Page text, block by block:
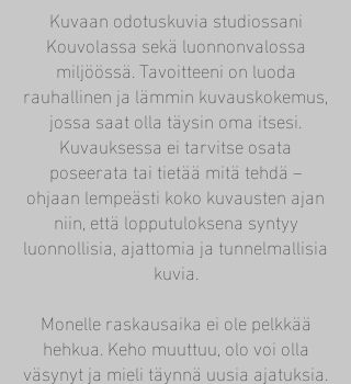
Kuvaan odotuskuvia studiossani
Kouvolassa sekä luonnonvalossa
miljöössä. Tavoitteeni on luoda
rauhallinen ja lämmin kuvauskokemus,
jossa saat olla täysin oma itsesi.
Kuvauksessa ei tarvitse osata
poseerata tai tietää mitä tehdä –
ohjaan lempeästi koko kuvausten ajan
niin, että lopputuloksena syntyy
luonnollisia, ajattomia ja tunnelmallisia
kuvia.
Monelle raskausaika ei ole pelkkää
hehkua. Keho muuttuu, olo voi olla
väsynyt ja mieli täynnä uusia ajatuksia.